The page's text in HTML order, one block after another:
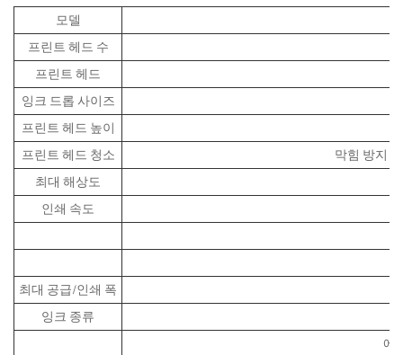
모델
프린트 헤드 수
프린트 헤드
잉크 드롭 사이즈
프린트 헤드 높이
프린트 헤드 청소 막힘 방지
최대 해상도
인쇄 속도
최대 공급/인쇄 폭
잉크 종류
에